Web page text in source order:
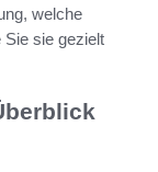
welche
Sie sie gezielt